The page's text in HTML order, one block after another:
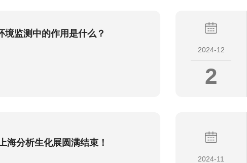
境监测中的作用是什么？
2024-12
2
海分析生化展圆满结束！
2024-11